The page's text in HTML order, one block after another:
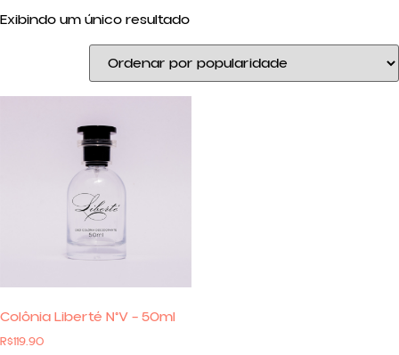
Exibindo um único resultado
Colônia Liberté N°V – 50ml
R$119.90